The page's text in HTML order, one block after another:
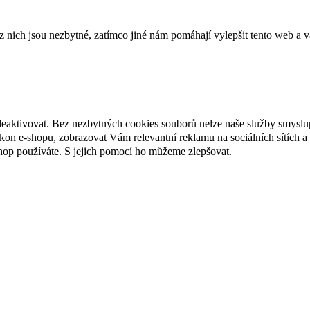
jsou nezbytné, zatímco jiné nám pomáhají vylepšit tento web a
Bez nezbytných cookies souborů nelze naše služby
e-shopu, zobrazovat Vám relevantní reklamu na sociálních sítích
používáte. S jejich pomocí ho můžeme zlepšovat.